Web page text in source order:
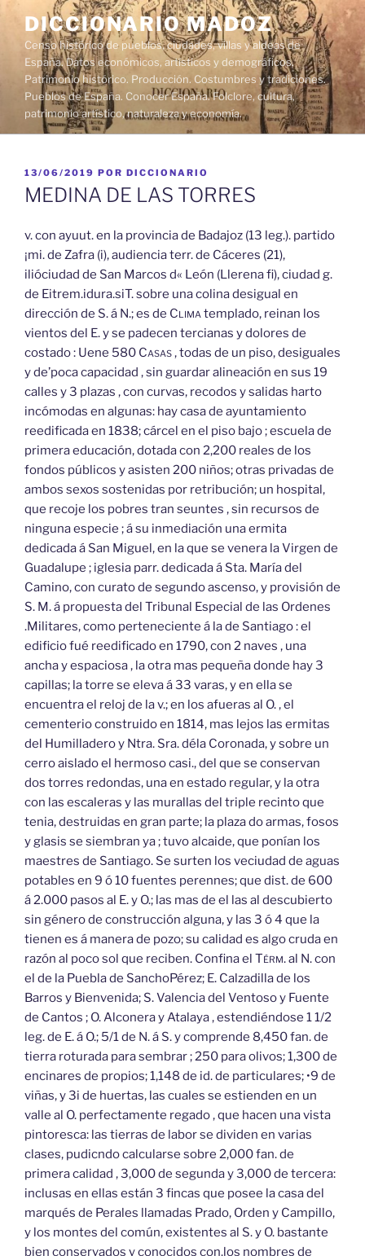
contenido
DICCIONARIO MADOZ
Censo histórico de pueblos, ciudades, villas y aldeas de
España. Datos económicos, artísticos y demográficos.
Patrimonio histórico. Producción. Costumbres y tradiciones.
Pueblos de España. Conocer España. Folclore, cultura,
patrimonio artístico, naturaleza y economía.
PUBLICADO
EL
13/06/2019 POR DICCIONARIO
MEDINA DE LAS TORRES
v. con ayuut. en la provincia de Badajoz (13 leg.). partido
¡mi. de Zafra (i), audiencia terr. de Cáceres (21),
ilióciudad de San Marcos d« León (Llerena fi), ciudad g.
de Eitrem.idura.siT. sobre una colina desigual en
dirección de S. á N.; es de Climatemplado, reinan los
vientos del E. y se padecen tercianas y dolores de
costado : Uene 580 Casas, todas de un piso, desiguales
y de’poca capacidad , sin guardar alineación en sus 19
calles y 3 plazas , con curvas, recodos y salidas harto
incómodas en algunas: hay casa de ayuntamiento
reedificada en 1838; cárcel en el piso bajo ; escuela de
primera educación, dotada con 2,200 reales de los
fondos públicos y asisten 200 niños; otras privadas de
ambos sexos sostenidas por retribución; un hospital,
que recoje los pobres tran seuntes , sin recursos de
ninguna especie ; á su inmediación una ermita
dedicada á San Miguel, en la que se venera la Virgen de
Guadalupe ; iglesia parr. dedicada á Sta. María del
Camino, con curato de segundo ascenso, y provisión de
S. M. á propuesta del Tribunal Especial de las Ordenes
.Militares, como perteneciente á la de Santiago : el
edificio fué reedificado en 1790, con 2 naves , una
ancha y espaciosa , la otra mas pequeña donde hay 3
capillas; la torre se eleva á 33 varas, y en ella se
encuentra el reloj de la v.; en los afueras al O. , el
cementerio construido en 1814, mas lejos las ermitas
del Humilladero y Ntra. Sra. déla Coronada, y sobre un
cerro aislado el hermoso casi., del que se conservan
dos torres redondas, una en estado regular, y la otra
con las escaleras y las murallas del triple recinto que
tenia, destruidas en gran parte; la plaza do armas, fosos
y glasis se siembran ya ; tuvo alcaide, que ponían los
maestres de Santiago. Se surten los veciudad de aguas
potables en 9 ó 10 fuentes perennes; que dist. de 600
á 2.000 pasos al E. y O.; las mas de el las al descubierto
sin género de construcción alguna, y las 3 ó 4 que la
tienen es á manera de pozo; su calidad es algo cruda en
razón al poco sol que reciben. Confina el Térm.al N. con
el de la Puebla de SanchoPérez; E. Calzadilla de los
Barros y Bienvenida; S. Valencia del Ventoso y Fuente
de Cantos ; O. Alconera y Atalaya , estendiéndose 1 1/2
leg. de E. á O.; 5/1 de N. á S. y comprende 8,450 fan. de
tierra roturada para sembrar ; 250 para olivos; 1,300 de
encinares de propios; 1,148 de id. de particulares; •9 de
viñas, y 3i de huertas, las cuales se estienden en un
valle al O. perfectamente regado , que hacen una vista
pintoresca: las tierras de labor se dividen en varias
clases, pudicndo calcularse sobre 2,000 fan. de
primera calidad , 3,000 de segunda y 3,000 de tercera:
inclusas en ellas están 3 fincas que posee la casa del
marqués de Perales llamadas Prado, Orden y Campillo,
y los montes del común, existentes al S. y O. bastante
bien conservados y conocidos con.los nombres de